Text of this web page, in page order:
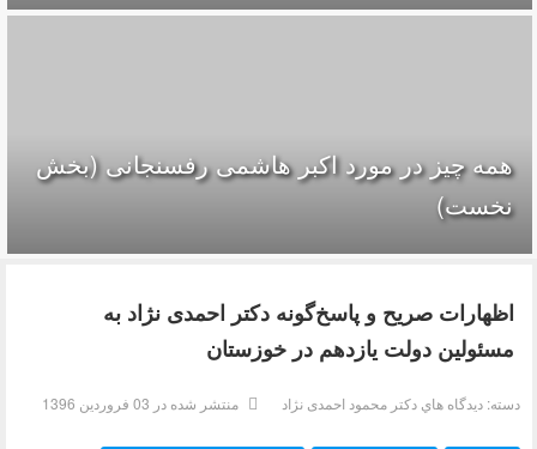
همه چیز در مورد اکبر هاشمی رفسنجانی (بخش
نخست)
اظهارات صریح و پاسخ‌گونه دکتر احمدی نژاد به
مسئولین دولت یازدهم در خوزستان
دسته:ديدگاه هاي دکتر محمود احمدی نژاد منتشر شده در 03 فروردين 1396